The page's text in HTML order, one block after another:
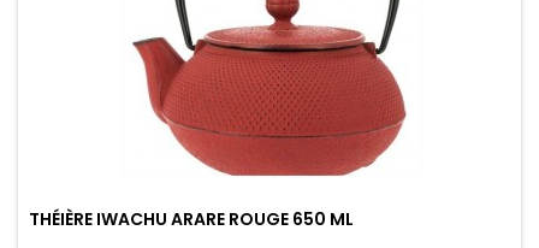
THÉIÈRE IWACHU ARARE ROUGE 650 ML